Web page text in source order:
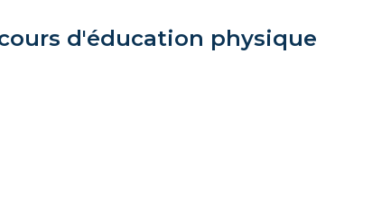
d'éducation physique